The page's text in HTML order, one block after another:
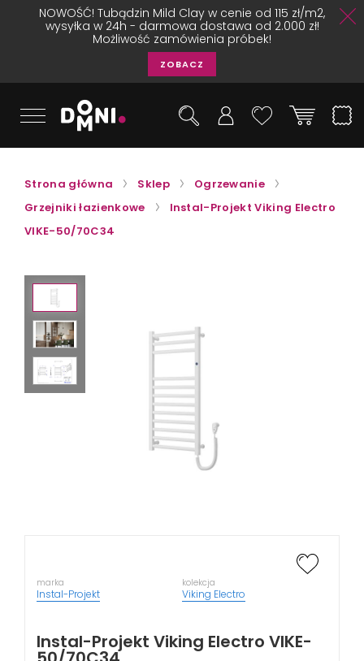
NOWOŚĆ! Tubądzin Mild Clay w cenie od 115 zł/m2,
wysyłka w 24h - darmowa dostawa od 2.000 zł!
Możliwość zamówienia próbek!
ZOBACZ
Strona główna Sklep
Ogrzewanie
Grzejniki łazienkowe
Instal-Projekt Viking Electro
VIKE-50/70C34
marka
Instal-Projekt
kolekcja
Viking Electro
Instal-Projekt Viking Electro VIKE-